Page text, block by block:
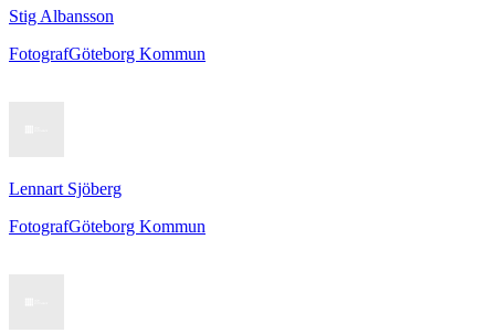
Stig Albansson
FotografGöteborg Kommun
Lennart Sjöberg
FotografGöteborg Kommun